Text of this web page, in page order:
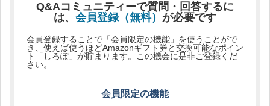
Q&Aコミュニティーで質問・回答するに
は、 会員登録（無料） が必要です
会員登録することで「会員限定の機能」を使うことがで
き、使えば使うほどAmazonギフト券と交換可能なポイン
ト「しろぽ」が貯まります。この機会に是非ご登録くだ
さい。
会員限定の機能